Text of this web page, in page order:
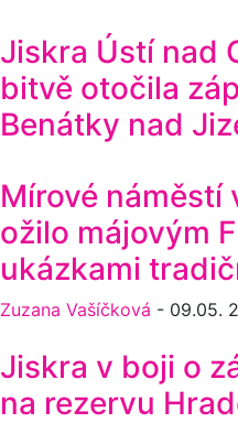
Jiskra Ústí nad
bitvě otočila
Benátky nad
Mírové náměstí
ožilo májovým
ukázkami
Zuzana Vašíčková - 09.05.
Jiskra v boji o
na rezervu